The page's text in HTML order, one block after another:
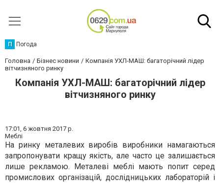
П Погода
Головна Бізнес новини
Компанія УХЛ-МАШ: багаторічний лідер
вітчизняного ринку
Компанія УХЛ-МАШ: багаторічний лідер
вітчизняного ринку
17:01, 6 жовтня 2017 р.
Меблі
На ринку металевих виробів виробники намагаються
запропонувати кращу якість, але часто це залишається
лише рекламою. Металеві меблі мають попит серед
промислових організацій, дослідницьких лабораторій і